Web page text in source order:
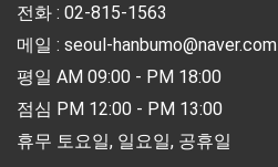
전화 : 02-815-1563
메일 : seoul-hanbumo@naver.com
평일 AM 09:00 - PM 18:00
점심 PM 12:00 - PM 13:00
휴무 토요일, 일요일, 공휴일